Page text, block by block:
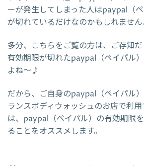
ーが発生してしまった人はpaypal（
が切れているだけなのかもしれません
多分、こちらをご覧の方は、ご存知
有効期限が切れたpaypal（ペイパル
よね～♪
だから、ご自身のpaypal（ペイパル
ランスボディウォッシュのお店で利
は、paypal（ペイパル）の有効期限
ることをオススメします。